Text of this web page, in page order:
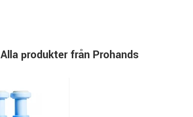
Alla produkter från Prohands